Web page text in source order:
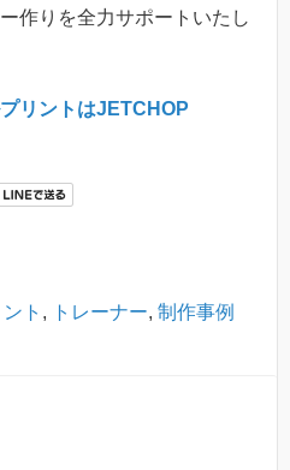
作りを全力サポートいたし
リントはJETCHOP
ト , トレーナー, 制作事例